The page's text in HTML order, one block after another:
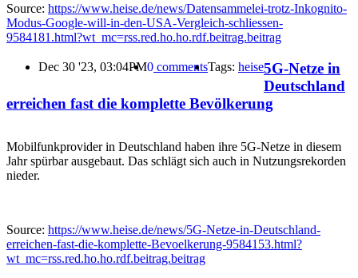
Source: https://www.heise.de/news/Datensammelei-trotz-Inkognito-
Modus-Google-will-in-den-USA-Vergleich-schliessen-
9584181.html?wt_mc=rss.red.ho.ho.rdf.beitrag.beitrag
Dec 30 '23, 03:04PM0 commentsTags: heise5G-Netze in
Deutschland
erreichen fast die komplette Bevölkerung
Mobilfunkprovider in Deutschland haben ihre 5G-Netze in diesem
Jahr spürbar ausgebaut. Das schlägt sich auch in Nutzungsrekorden
nieder.
Source: https://www.heise.de/news/5G-Netze-in-Deutschland-
erreichen-fast-die-komplette-Bevoelkerung-9584153.html?
wt_mc=rss.red.ho.ho.rdf.beitrag.beitrag